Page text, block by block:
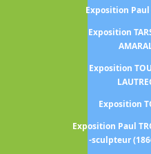
Exposition Paul
Exposition
Exposition
Exposition
Exposition Paul
-sculpteur